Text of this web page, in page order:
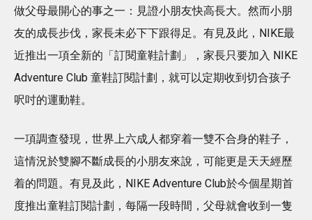
做父母最開心的事之一：見證小朋友快高長大。然而小朋
友的成長步伐，家長未必下下跟得足。有見及此，NIKE最
近推出一項全新的「訂閱童鞋計劃」，家長只要加入 NIKE
Adventure Club 童鞋訂閱計劃，就可以定期收到切合孩子
呎吋的運動鞋。
一項調查發現，世界上六成人都穿着一雙不合身的鞋子，
這情況於雙腳不斷成長的小朋友來說，可能更是天天經歷
着的問題。有見及此，NIKE Adventure Club於今個星期首
度推出童鞋訂閱計劃，每隔一段時間，父母就會收到一隻